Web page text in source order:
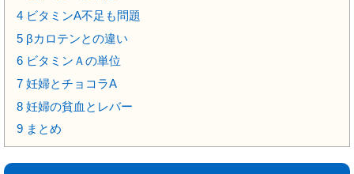
4 ビタミンA不足も問題
5 βカロテンとの違い
6 ビタミンＡの単位
7 妊婦とチョコラA
8 妊婦の貧血とレバー
9 まとめ